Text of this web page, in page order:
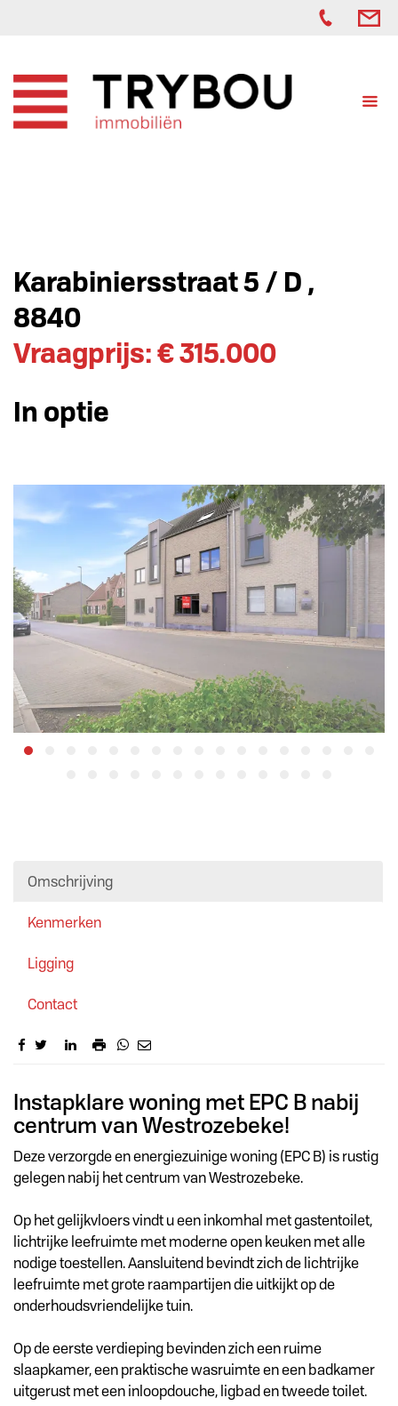
Karabiniersstraat 5 / D ,
8840
Vraagprijs: € 315.000
In optie
Omschrijving
Kenmerken
Ligging
Contact
Omschrijving
Instapklare woning met EPC B nabij
centrum van Westrozebeke!
Deze verzorgde en energiezuinige woning (EPC B) is rustig
gelegen nabij het centrum van Westrozebeke.
Op het gelijkvloers vindt u een inkomhal met gastentoilet,
lichtrijke leefruimte met moderne open keuken met alle
nodige toestellen. Aansluitend bevindt zich de lichtrijke
leefruimte met grote raampartijen die uitkijkt op de
onderhoudsvriendelijke tuin.
Op de eerste verdieping bevinden zich een ruime
slaapkamer, een praktische wasruimte en een badkamer
uitgerust met een inloopdouche, ligbad en tweede toilet.